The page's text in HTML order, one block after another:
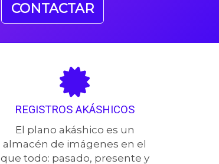
CONTACTAR
REGISTROS AKÁSHICOS
El plano akáshico es un
almacén de imágenes en el
que todo: pasado, presente y